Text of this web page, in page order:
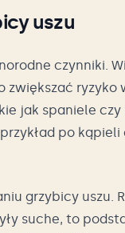
uszu
czynniki.
zwiększać ryzyko
jak spaniele czy
po
grzybicy uszu.
suche, to